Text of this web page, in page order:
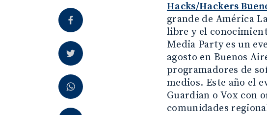
Hacks/Hackers
grande de América
libre y el
Media Party es un
agosto en Buenos
programadores de
medios. Este año el
Guardian o Vox con
comunidades